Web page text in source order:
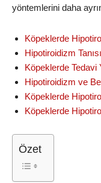
yöntemlerini daha
Köpeklerde
Hipotiroidizm
Köpeklerde Tedavi
Hipotiroidizm ve
Köpeklerde
Köpeklerde
Özet